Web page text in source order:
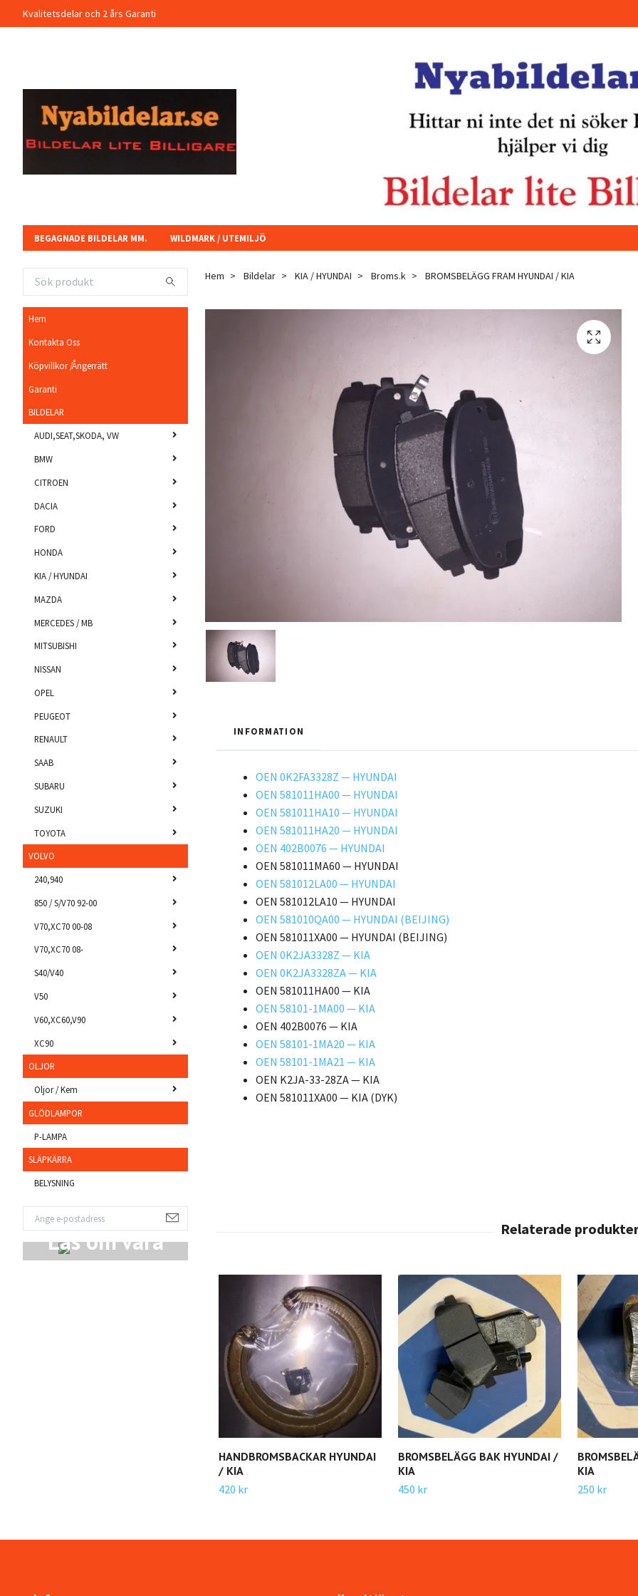
Kvalitetsdelar och 2 års Garanti
BEGAGNADE BILDELAR MM. WILDMARK / UTEMILJÖ
Hem
Kontakta Oss
Köpvillkor /Ångerrätt
Garanti
BILDELAR
AUDI,SEAT,SKODA, VW
BMW
CITROEN
DACIA
FORD
HONDA
KIA / HYUNDAI
MAZDA
MERCEDES / MB
MITSUBISHI
NISSAN
OPEL
PEUGEOT
RENAULT
SAAB
SUBARU
SUZUKI
TOYOTA
VOLVO
240,940
850 / S/V70 92-00
V70,XC70 00-08
V70,XC70 08-
S40/V40
V50
V60,XC60,V90
XC90
OLJOR
Oljor / Kem
GLÖDLAMPOR
P-LAMPA
SLÄPKÄRRA
BELYSNING
Läs om våra
Produkter
Hem Bildelar KIA / HYUNDAI Broms.k BROMSBELÄGG FRAM HYUNDAI / KIA
INFORMATION
OEN 0K2FA3328Z — HYUNDAI
OEN 581011HA00 — HYUNDAI
OEN 581011HA10 — HYUNDAI
OEN 581011HA20 — HYUNDAI
OEN 402B0076 — HYUNDAI
OEN 581011MA60 — HYUNDAI
OEN 581012LA00 — HYUNDAI
OEN 581012LA10 — HYUNDAI
OEN 581010QA00 — HYUNDAI (BEIJING)
OEN 581011XA00 — HYUNDAI (BEIJING)
OEN 0K2JA3328Z — KIA
OEN 0K2JA3328ZA — KIA
OEN 581011HA00 — KIA
OEN 58101-1MA00 — KIA
OEN 402B0076 — KIA
OEN 58101-1MA20 — KIA
OEN 58101-1MA21 — KIA
OEN K2JA-33-28ZA — KIA
OEN 581011XA00 — KIA (DYK)
HANDBROMSBACKAR HYUNDAI
/ KIA
420 kr
BROMSBELÄGG BAK HYUNDAI /
KIA
450 kr
KIA
250 kr